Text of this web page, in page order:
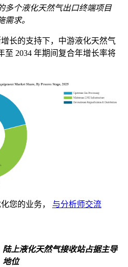
多个液化天然气出口终端项目
需求。
长的支持下，中游液化天然气
至 2034 年期间复合年增长率将
您的业务， 与分析师交流
上液化天然气接收站占据主导
地位